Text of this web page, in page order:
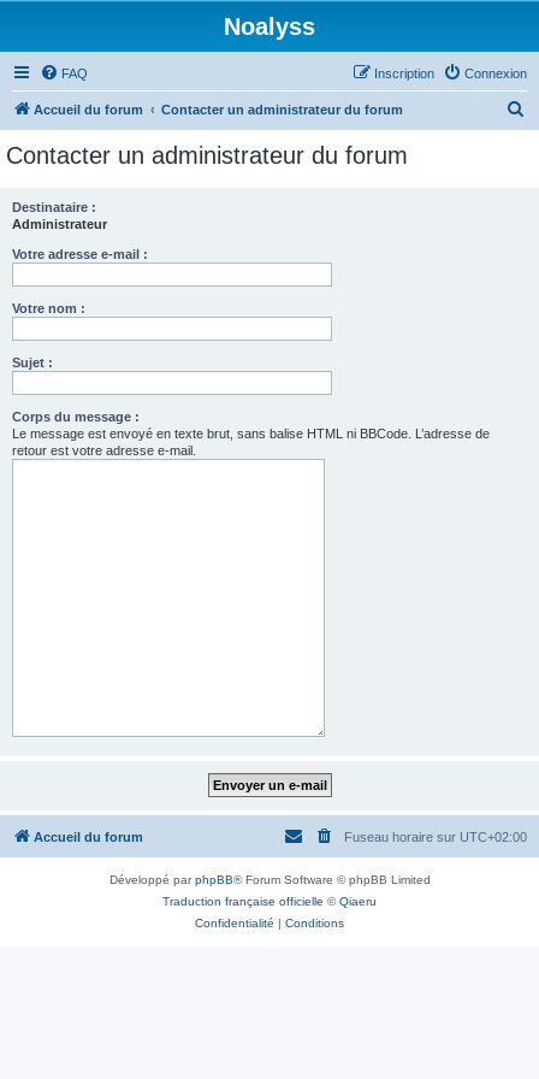
Noalyss
FAQ Connexion
Inscription
Accueil du forum Contacter un administrateur du forum
Contacter un administrateur du forum
Destinataire :
Administrateur
Votre adresse e-mail :
Votre nom :
Sujet :
Corps du message :
Le message est envoyé en texte brut, sans balise HTML ni BBCode. L’adresse de
retour est votre adresse e-mail.
Accueil du forum Fuseau horaire sur UTC+02:00
Développé parphpBB® Forum Software © phpBB Limited
Traduction française officielle ©Qiaeru
Confidentialité | Conditions